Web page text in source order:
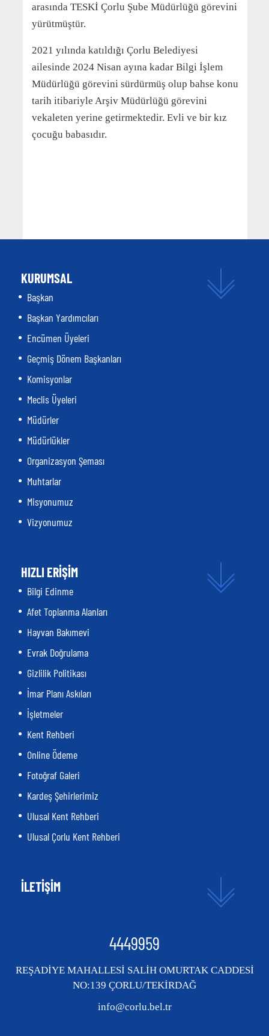
arasında TESKİ Çorlu Şube Müdürlüğü görevini
yürütmüştür.
2021 yılında katıldığı Çorlu Belediyesi
ailesinde 2024 Nisan ayına kadar Bilgi İşlem
Müdürlüğü görevini sürdürmüş olup bahse konu
tarih itibariyle Arşiv Müdürlüğü görevini
vekaleten yerine getirmektedir. Evli ve bir kız
çocuğu babasıdır.
KURUMSAL
Başkan
Başkan Yardımcıları
Encümen Üyeleri
Geçmiş Dönem Başkanları
Komisyonlar
Meclis Üyeleri
Müdürler
Müdürlükler
Organizasyon Şeması
Muhtarlar
Misyonumuz
Vizyonumuz
HIZLI ERİŞİM
Bilgi Edinme
Afet Toplanma Alanları
Hayvan Bakımevi
Evrak Doğrulama
Gizlilik Politikası
İmar Planı Askıları
İşletmeler
Kent Rehberi
Online Ödeme
Fotoğraf Galeri
Kardeş Şehirlerimiz
Ulusal Kent Rehberi
Ulusal Çorlu Kent Rehberi
İLETİŞİM
4449959
REŞADİYE MAHALLESİ SALİH OMURTAK CADDESİ
NO:139 ÇORLU/TEKİRDAĞ
info@corlu.bel.tr